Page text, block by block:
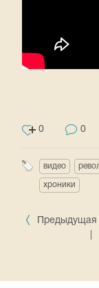
0 0
видео
хроники
Предыдущая